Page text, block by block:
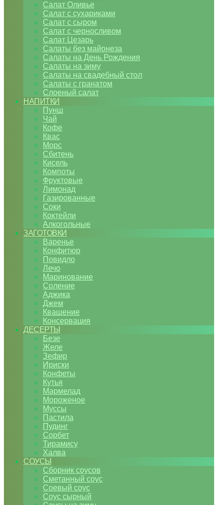
Салат Оливье
Салат с сухариками
Салат с сыром
Салат с черносливом
Салат Цезарь
Салаты без майонеза
Салаты на День Рождения
Салаты на зиму
Салаты на свадебный стол
Салаты с гранатом
Слоеный салат
НАПИТКИ
Пунш
Чай
Кофе
Квас
Морс
Сбитень
Кисель
Компоты
Фруктовые
Лимонад
Газированные
Соки
Коктейли
Алкогольные
ЗАГОТОВКИ
Варенье
Конфитюр
Повидло
Лечо
Маринование
Соление
Аджика
Джем
Квашение
Консервация
ДЕСЕРТЫ
Безе
Желе
Зефир
Ириски
Конфеты
Кутья
Мармелад
Мороженое
Муссы
Пастила
Пудинг
Сорбет
Тирамису
Халва
СОУСЫ
Сборник соусов
Сметанный соус
Соевый соус
Соус сырный